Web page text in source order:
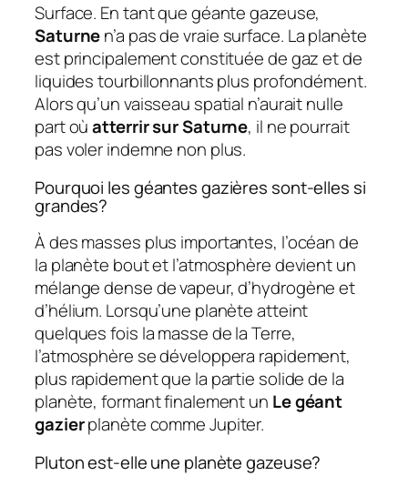
Surface. En tant que géante gazeuse,
Saturnen’a pas de vraie surface. La planète
est principalement constituée de gaz et de
liquides tourbillonnants plus profondément.
Alors qu’un vaisseau spatial n’aurait nulle
part oùatterrir sur Saturne, il ne pourrait
pas voler indemne non plus.
Pourquoi les géantes gazières sont-elles si
grandes?
À des masses plus importantes, l’océan de
la planète bout et l’atmosphère devient un
mélange dense de vapeur, d’hydrogène et
d’hélium. Lorsqu’une planète atteint
quelques fois la masse de la Terre,
l’atmosphère se développera rapidement,
plus rapidement que la partie solide de la
planète, formant finalement un Le géant
gazierplanète comme Jupiter.
Pluton est-elle une planète gazeuse?